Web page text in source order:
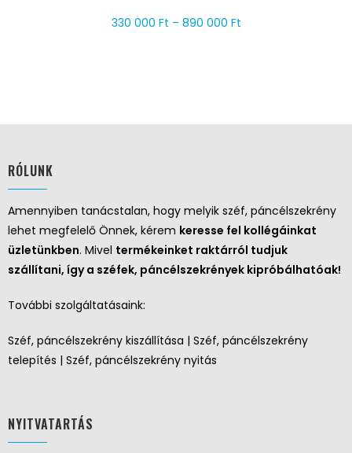
330 000 Ft – 890 000 Ft
RÓLUNK
Amennyiben tanácstalan, hogy melyik széf, páncélszekrény
lehet megfelelő Önnek, kérem keresse fel kollégáinkat
üzletünkben. Mivel termékeinket raktárról tudjuk
szállítani, így a széfek, páncélszekrények kipróbálhatóak!
További szolgáltatásaink:
Széf, páncélszekrény kiszállítása | Széf, páncélszekrény
telepítés | Széf, páncélszekrény nyitás
NYITVATARTÁS